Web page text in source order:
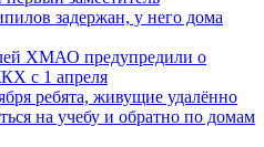
задержан, у него дома
ХМАО предупредили о
с 1 апреля
ребята, живущие удалённо
на учебу и обратно по домам